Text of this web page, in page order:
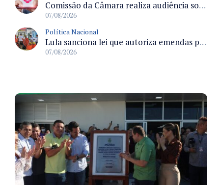
Comissão da Câmara realiza audiência sobre apostas online para medir o tamanho do mercado ilegal
07/08/2026
Política Nacional
Lula sanciona lei que autoriza emendas parlamentares para atendimento pré-hospitalar pelos bombeiros
07/08/2026